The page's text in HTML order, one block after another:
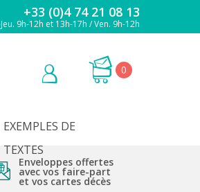
+33 (0)4 74 21 08 13
9h-12h et 13h-17h / Ven. 9h-12h
0
EXEMPLES DE
TEXTES
Enveloppes offertes
avec vos faire-part
et vos cartes décès